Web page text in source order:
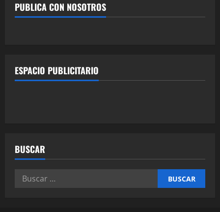
PUBLICA CON NOSOTROS
ESPACIO PUBLICITARIO
BUSCAR